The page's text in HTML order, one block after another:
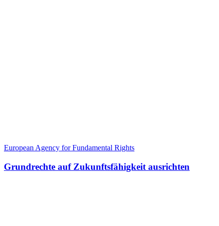
European Agency for Fundamental Rights
Grundrechte auf Zukunftsfähigkeit ausrichten